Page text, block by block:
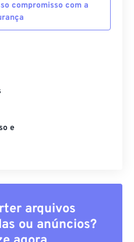
compromisso com a
e
arquivos
ou anúncios?